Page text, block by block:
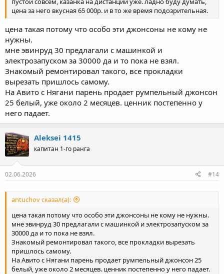
цена за него вкусная 65 000р. и в то же время подозрительная.
цена такая потому что особо эти джонсоны не кому не
нужны.
мне эвинруд 30 предлагали с машинкой и
электрозапуском за 30000 да и то пока не взял.
Знакомый ремонтировал такого, все прокладки
вырезать пришлось самому.
На Авито с Нягани парень продает румпельный джонсон
25 белый, уже около 2 месяцев. ценник постепенно у
него падает.
Aleksei 1415
капитан 1-го ранга
02.06.2026 #14
antuchov сказал(а):
цена такая потому что особо эти джонсоны не кому не нужны.
мне эвинруд 30 предлагали с машинкой и электрозапуском за
30000 да и то пока не взял.
Знакомый ремонтировал такого, все прокладки вырезать
пришлось самому.
На Авито с Нягани парень продает румпельный джонсон 25
белый, уже около 2 месяцев. ценник постепенно у него падает.